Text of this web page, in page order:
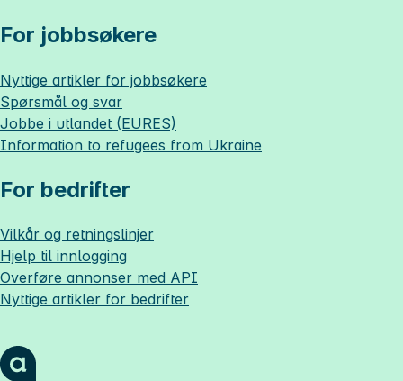
For jobbsøkere
Nyttige artikler for jobbsøkere
Spørsmål og svar
Jobbe i utlandet (EURES)
Information to refugees from Ukraine
For bedrifter
Vilkår og retningslinjer
Hjelp til innlogging
Overføre annonser med API
Nyttige artikler for bedrifter